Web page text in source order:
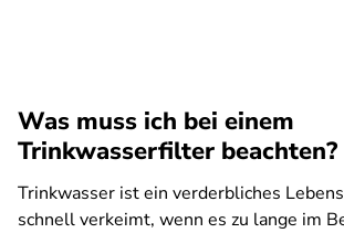
Was muss ich bei einem
Trinkwasserfilter beachten?
Trinkwasser ist ein verderbliches
schnell verkeimt, wenn es zu lange im